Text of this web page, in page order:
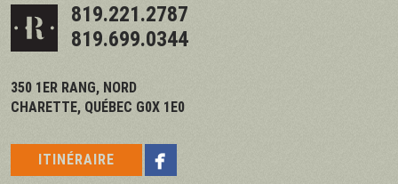
819.221.2787
819.699.0344
350 1ER RANG, NORD
CHARETTE, QUÉBEC G0X 1E0
ITINÉRAIRE 